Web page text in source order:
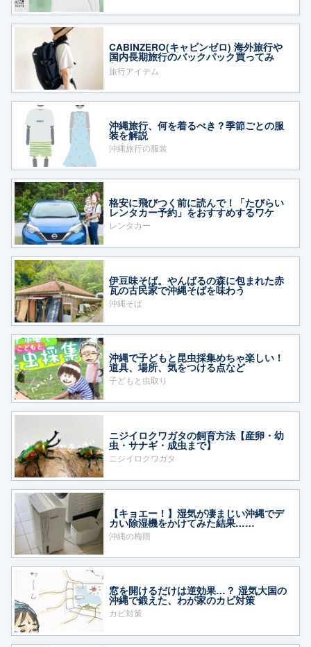
CABINZERO(キャビンゼロ) 海外旅行や
国内長期旅行のバックパック買ってみ
た！
旅行アイテム
沖縄旅行、何を着るべき？季節ごとの服
装を解説
沖縄旅行の服装
格安に飛びつく前に読んで！「たびらい
レンタカー予約」をおすすめするワケ
レンタカー
伊豆味そば。やんばるの森に包まれた赤
瓦の古民家で沖縄そばを味わう
沖縄そば
沖縄で子どもと昆虫採集めちゃ楽しい！
道具、場所、気をつける点など
子どもと虫取り
ニジイロクワガタの飼育方法【産卵・幼
虫・サナギ・成虫まで】
ニジイロクワガタ
【キョエー！】湿気が凄まじい沖縄でデ
カい除湿機をかけてみた結果……
沖縄の梅雨
窓を開けるだけは逆効果…？ 湿気大国の
沖縄で鍛えた、わが家のカビ対策
カビ対策